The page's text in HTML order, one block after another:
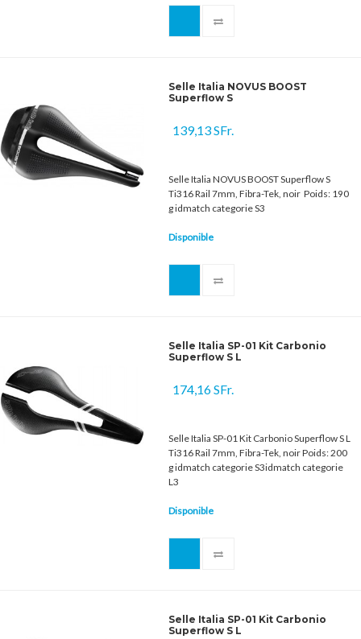
Selle Italia NOVUS BOOST
Superflow S
139,13 SFr.
Selle Italia NOVUS BOOST Superflow S
Ti316 Rail 7mm, Fibra-Tek, noir Poids: 190
g idmatch categorie S3
Disponible
Selle Italia SP-01 Kit Carbonio
Superflow S L
174,16 SFr.
Selle Italia SP-01 Kit Carbonio Superflow S L
Ti316 Rail 7mm, Fibra-Tek, noir Poids: 200
g idmatch categorie S3idmatch categorie
L3
Disponible
Selle Italia SP-01 Kit Carbonio
Superflow S L